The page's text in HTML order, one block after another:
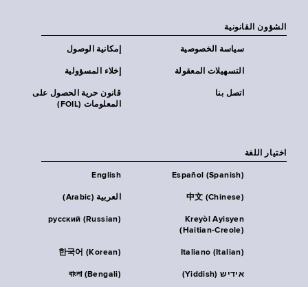
الشؤون القانونية
إمكانية الوصول سياسة الخصوصية
إخلاء المسؤولية التسهيلات المعقولة
قانون حرية الحصول على
المعلومات (FOIL)
اتصل بنا
اختيار اللغة
English Español (Spanish)
العربية (Arabic) 中文 (Chinese)
русский (Russian)
Kreyòl Ayisyen
(Haitian-Creole)
한국어 (Korean) Italiano (Italian)
বাংলা (Bengali) אידיש (Yiddish)